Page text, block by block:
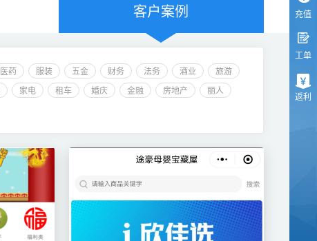
客户案例
医药 服装 五金 财务 法务 酒业
旅游
家电 租车 婚庆 金融 房地产 丽人
充值
工单
返利